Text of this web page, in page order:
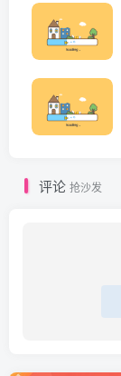
评论 抢沙发